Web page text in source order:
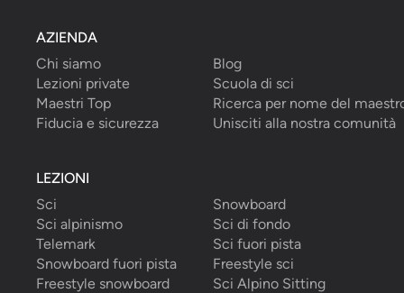
AZIENDA
Chi siamo
Blog
Lezioni private
Scuola di sci
Maestri Top
Ricerca per nome del
Fiducia e sicurezza
Unisciti alla nostra comunità
LEZIONI
Sci
Snowboard
Sci alpinismo
Sci di fondo
Telemark
Sci fuori pista
Snowboard fuori pista
Freestyle sci
Freestyle snowboard
Sci Alpino Sitting